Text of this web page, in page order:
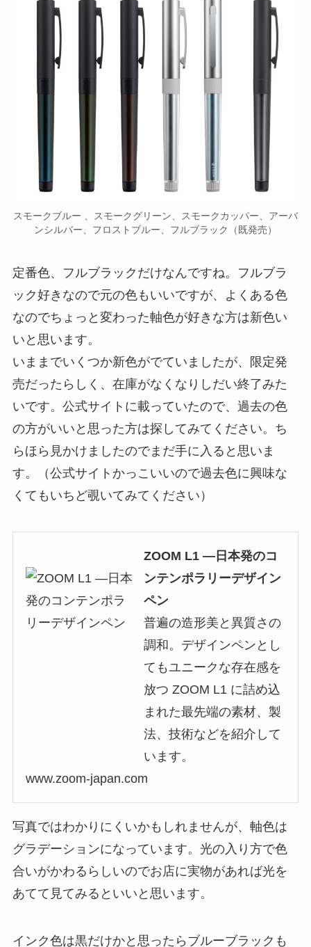
スモークブルー 、スモークグリーン、スモークカッパー、アーバ
ンシルバー、フロストブルー、フルブラック（既発売）
定番色、フルブラックだけなんですね。フルブラ
ック好きなので元の色もいいですが、よくある色
なのでちょっと変わった軸色が好きな方は新色い
いと思います。
いままでいくつか新色がでていましたが、限定発
売だったらしく、在庫がなくなりしだい終了みた
いです。公式サイトに載っていたので、過去の色
の方がいいと思った方は探してみてください。ち
らほら見かけましたのでまだ手に入ると思いま
す。（公式サイトかっこいいので過去色に興味な
くてもいちど覗いてみてください）
ZOOM L1 —日本発のコ
ンテンポラリーデザイン
ペン
普遍の造形美と異質さの
調和。デザインペンとし
てもユニークな存在感を
放つ ZOOM L1 に詰め込
まれた最先端の素材、製
法、技術などを紹介して
います。
www.zoom-japan.com
写真ではわかりにくいかもしれませんが、軸色は
グラデーションになっています。光の入り方で色
合いがかわるらしいのでお店に実物があれば光を
あてて見てみるといいと思います。
インク色は黒だけかと思ったらブルーブラックも